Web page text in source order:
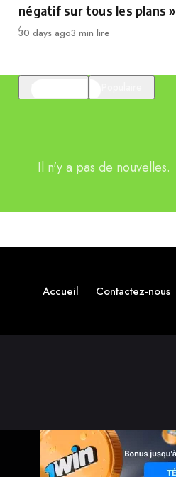
négatif sur tous les plans »
Publié
30 days ago3 min lire
Il n'y a pas de nouvelles.
Accueil Contactez-nous